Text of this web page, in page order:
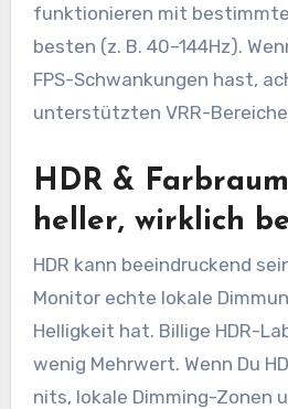
funktionieren mit
besten (z. B. 40–144Hz).
FPS-Schwankungen hast,
unterstützten VRR-
HDR &
heller, wirklich
HDR kann beeindruckend
Monitor echte lokale
Helligkeit hat. Billige HDR-
wenig Mehrwert. Wenn Du
nits, lokale Dimming-Zonen